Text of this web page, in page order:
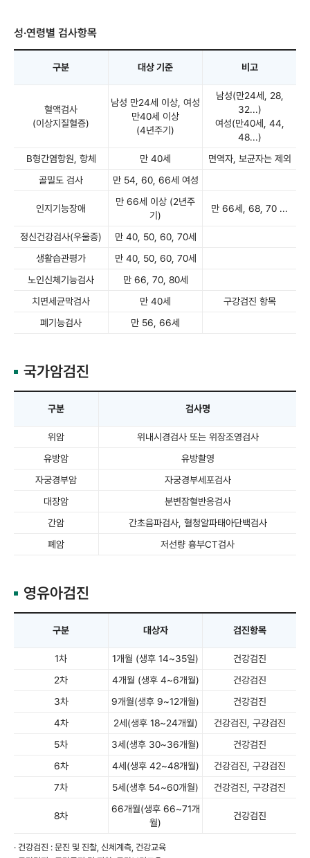
성·연령별 검사항목
구분 대상 기준 비고
혈액검사
(이상지질혈증)
남성 만24세 이상, 여성
만40세 이상
(4년주기)
남성(만24세, 28,
32...)
여성(만40세, 44,
48...)
B형간염항원, 항체
만 40세
면역자, 보균자는 제외
골밀도 검사
만 54, 60, 66세 여성
인지기능장애
만 66세 이상 (2년주
기)
만 66세, 68, 70 ...
정신건강검사(우울증)
만 40, 50, 60, 70세
생활습관평가
만 40, 50, 60, 70세
노인신체기능검사
만 66, 70, 80세
치면세균막검사
만 40세
구강검진 항목
폐기능검사
만 56, 66세
국가암검진
구분 검사명
위암
위내시경검사 또는 위장조영검사
유방암
유방촬영
자궁경부암
자궁경부세포검사
대장암
분변잠혈반응검사
간암
간초음파검사, 혈청알파태아단백검사
폐암
저선량 흉부CT검사
영유아검진
구분 대상자 검진항목
1차 1개월 (생후 14~35일)
건강검진
2차
4개월 (생후 4~6개월)
건강검진
3차
9개월(생후 9~12개월)
건강검진
4차
2세(생후 18~24개월)
건강검진, 구강검진
5차
3세(생후 30~36개월)
건강검진
6차
4세(생후 42~48개월)
건강검진, 구강검진
7차
5세(생후 54~60개월) 건강검진, 구강검진
8차
66개월(생후 66~71개
월)
건강검진
· 건강검진 : 문진 및 진찰, 신체계측, 건강교육